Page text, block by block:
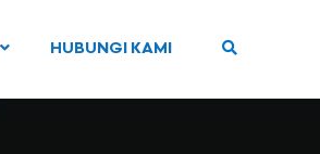
HUBUNGI KAMI